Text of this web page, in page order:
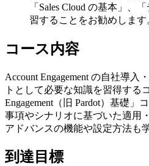
「Sales Cloud の基本」、
習することをお勧めします
コース内容
Account Engagement の自社導入
トとして必要な知識を習得する
Engagement（旧 Pardot）基礎」
事項やシナリオに基づいた適用
アドバンスの機能や設定方法も
到達目標